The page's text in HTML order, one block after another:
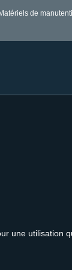
Matériels de
une utilisation